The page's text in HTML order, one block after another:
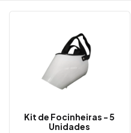
Kit de Focinheiras - 5
Unidades